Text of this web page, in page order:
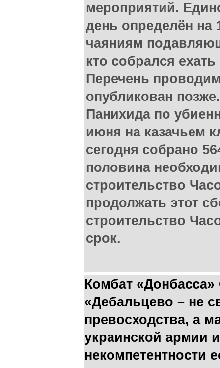
мероприятий.
день определён на
чаяниям
кто собрался
Перечень
опубликован
Панихида по
июня на казачьем
сегодня собрано
половина
строительство
продолжать этот
строительство
срок.
Комбат
«Дебальцево – не
превосходства, а
украинской армии
некомпетентности